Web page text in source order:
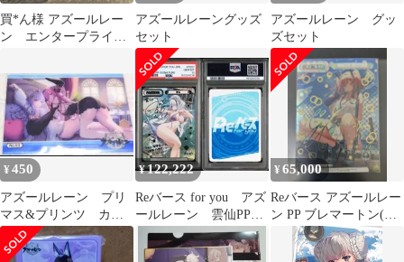
買*ん様 アズールレー
ン エンタープライ
レカアイテムくじ ス
アズールレーングッズ
セット
アズールレーン グッ
ズセット
¥450
アズールレーン プリ
マス&プリンツ カー
ド 1枚
¥122,222
Reバース for you アズ
ールレーン 雲仙PP
PSA10
¥65,000
Reバース アズールレー
ン PP ブレマートン(巽
悠衣子 サイン)